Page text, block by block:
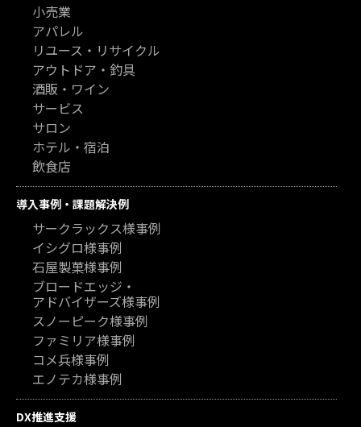
小売業
アパレル
リユース・リサイクル
アウトドア・釣具
酒販・ワイン
サービス
サロン
ホテル・宿泊
飲食店
導入事例・課題解決例
サークラックス様事例
イシグロ様事例
石屋製菓様事例
ブロードエッジ・
アドバイザーズ様事例
スノーピーク様事例
ファミリア様事例
コメ兵様事例
エノテカ様事例
DX推進支援